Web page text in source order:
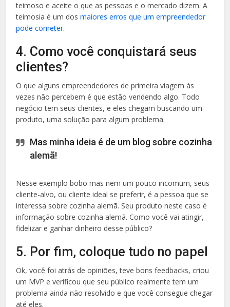
teimoso e aceite o que as pessoas e o mercado dizem. A
teimosia é um dosmaiores erros que um empreendedor
pode cometer.
4. Como você conquistará seus
clientes?
O que alguns empreendedores de primeira viagem às
vezes não percebem é que estão vendendo algo. Todo
negócio tem seus clientes, e eles chegam buscando um
produto, uma solução para algum problema.
Mas minha ideia é de um blog sobre cozinha
alemã!
Nesse exemplo bobo mas nem um pouco incomum, seus
cliente-alvo, ou cliente ideal se preferir, é a pessoa que se
interessa sobre cozinha alemã. Seu produto neste caso é
informação sobre cozinha alemã. Como você vai atingir,
fidelizar e ganhar dinheiro desse público?
5. Por fim, coloque tudo no papel
Ok, você foi atrás de opiniões, teve bons feedbacks, criou
um MVP e verificou que seu público realmente tem um
problema ainda não resolvido e que você consegue chegar
até eles.